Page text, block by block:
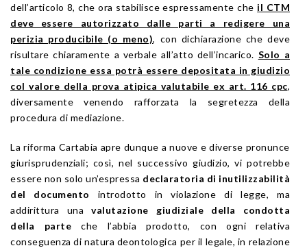
dell’articolo 8, che ora stabilisce espressamente che il CTM
deve essere autorizzato dalle parti a redigere una
perizia producibile (o meno), con dichiarazione che deve
risultare chiaramente a verbale all’atto dell’incarico. Solo a
tale condizione essa potrà essere depositata in giudizio
col valore della prova atipica valutabile ex art. 116 cpc,
diversamente venendo rafforzata la segretezza della
procedura di mediazione.
La riforma Cartabia apre dunque a nuove e diverse pronunce
giurisprudenziali; così, nel successivo giudizio, vi potrebbe
essere non solo un’espressa declaratoria di inutilizzabilità
del documento
introdotto in violazione di legge, ma
addirittura unavalutazione giudiziale della condotta
della parte che l’abbia prodotto, con ogni relativa
conseguenza di natura deontologica per il legale, in relazione